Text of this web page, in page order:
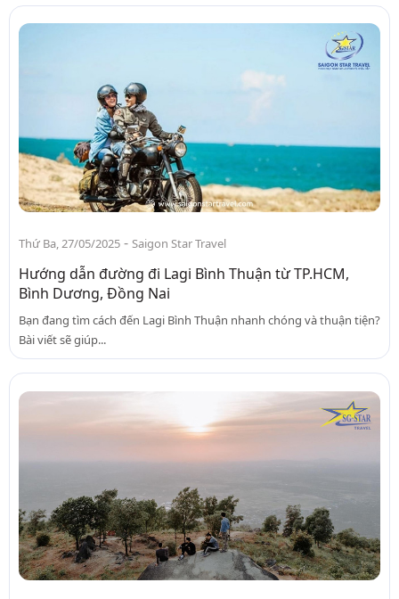
Thứ Ba, 27/05/2025 - Saigon Star Travel
Hướng dẫn đường đi Lagi Bình Thuận từ TP.HCM,
Bình Dương, Đồng Nai
Bạn đang tìm cách đến Lagi Bình Thuận nhanh chóng và thuận tiện?
Bài viết sẽ giúp...